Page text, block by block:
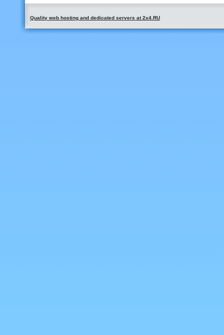
Quality web hosting and dedicated servers at 2x4.RU